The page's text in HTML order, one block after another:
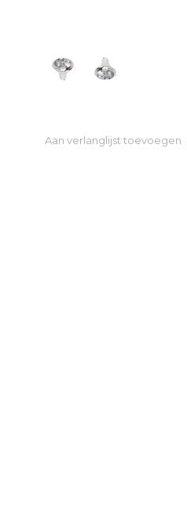
Aan verlanglijst toevoegen